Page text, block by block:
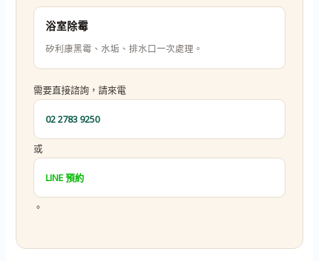
浴室除霉
矽利康黑霉、水垢、排水口一次處理。
需要直接諮詢，請來電
02 2783 9250
或
LINE 預約
。